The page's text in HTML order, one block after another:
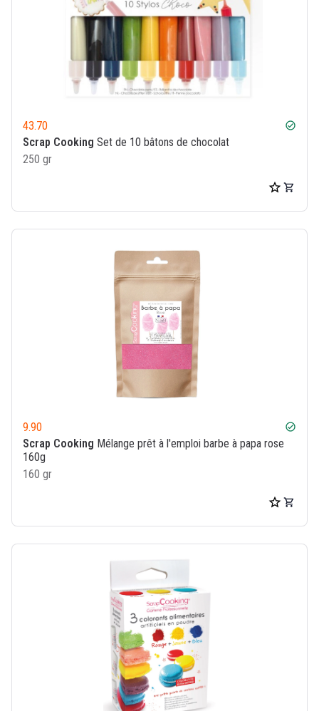
43.70 check_circle
Scrap Cooking Set de 10 bâtons de chocolat
250 gr
9.90 check_circle
Scrap Cooking Mélange prêt à l'emploi barbe à papa rose
160g
160 gr